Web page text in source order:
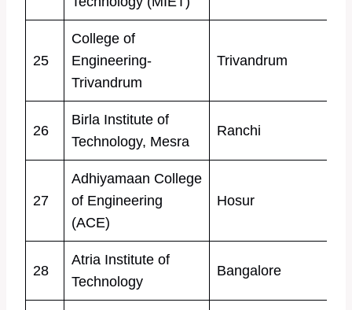
25
College of
Engineering-
Trivandrum
Trivandrum
26
Birla Institute of
Technology, Mesra
Ranchi
27
Adhiyamaan College
of Engineering
(ACE)
Hosur
28
Atria Institute of
Technology
Bangalore